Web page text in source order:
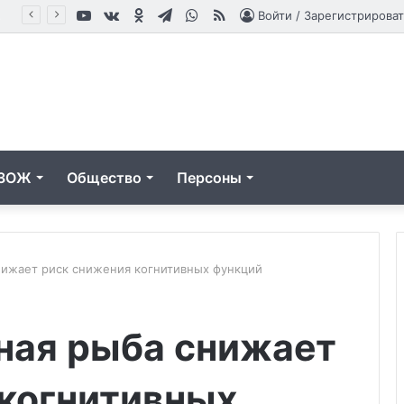
Войти /
RSS
WhatsApp
Telegram
Одноклассники
vk.com
YouTube
Общество Персоны
риск снижения когнитивных функций
рыба снижает
заново”:
Пересильд